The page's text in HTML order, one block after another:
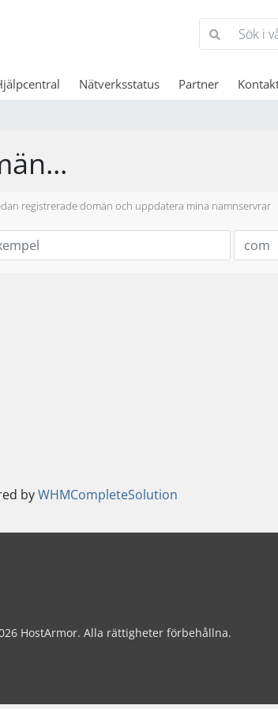
Nätverksstatus Partner
registrerade domän och uppdatera mina namnservrar
byWHMCompleteSolution
HostArmor. Alla rättigheter förbehållna.